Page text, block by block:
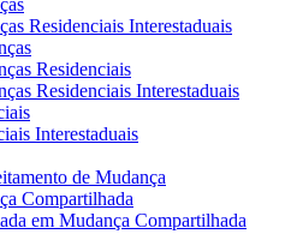
Residenciais Interestaduais
Residenciais
Residenciais Interestaduais
Interestaduais
de Mudança
Compartilhada
em Mudança Compartilhada